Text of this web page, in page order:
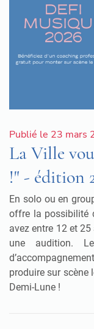
Publié le 23 mars
La Ville
!" - édition
En solo ou en
offre la possibilité
avez entre 12 et
une audition.
produire sur scène
Demi-Lune !